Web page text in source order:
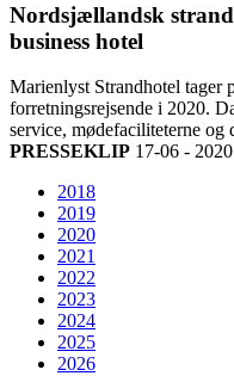
Nordsjællandsk
business hotel
Marienlyst Strandhotel tager
forretningsrejsende i 2020.
service, mødefaciliteterne og
PRESSEKLIP 17-06 - 2020
2018
2019
2020
2021
2022
2023
2024
2025
2026